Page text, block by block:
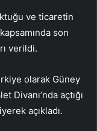
ve ticaretin
son
verildi.
olarak Güney
Divanı’nda açtığı
açıkladı.